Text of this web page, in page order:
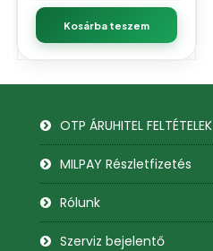
Kosárba teszem
OTP ÁRUHITEL FELTÉTELEK
MILPAY Részletfizetés
Rólunk
Szerviz bejelentő